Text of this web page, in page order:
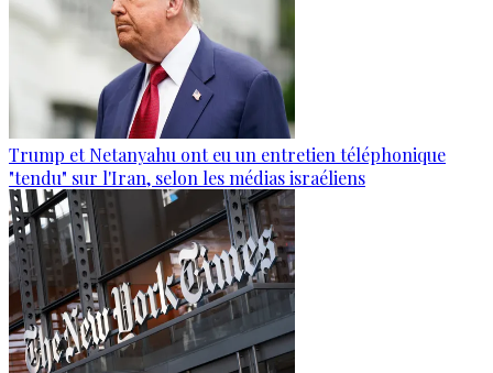
Trump et Netanyahu ont eu un entretien téléphonique
"tendu" sur l'Iran, selon les médias israéliens